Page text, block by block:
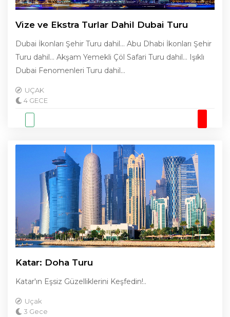
Vize ve Ekstra Turlar Dahil Dubai Turu
Dubai İkonları Şehir Turu dahil… Abu Dhabi İkonları Şehir
Turu dahil… Akşam Yemekli Çöl Safari Turu dahil… Işıklı
Dubai Fenomenleri Turu dahil…
UÇAK
4 GECE
Katar: Doha Turu
Katar'ın Eşsiz Güzelliklerini Keşfedin!..
Uçak
3 Gece